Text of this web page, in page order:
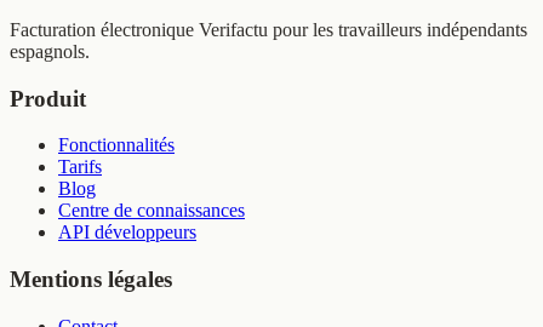
Facturation électronique Verifactu pour les travailleurs indépendants
espagnols.
Produit
Fonctionnalités
Tarifs
Blog
Centre de connaissances
API développeurs
Mentions légales